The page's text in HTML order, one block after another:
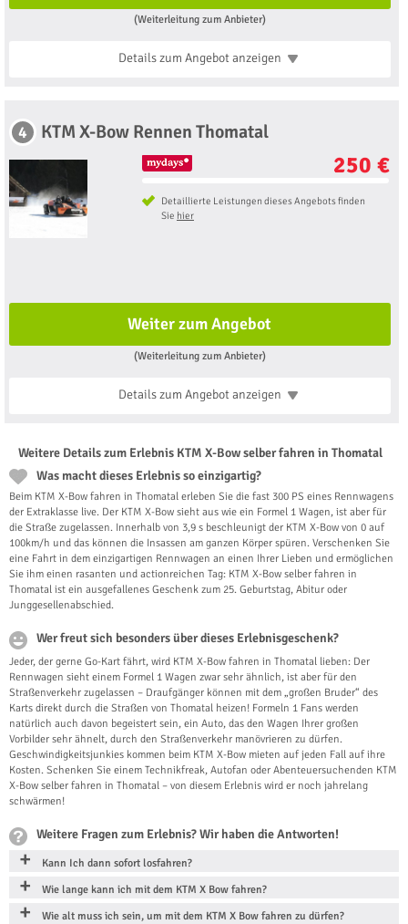
(Weiterleitung zum Anbieter)
Details zum Angebotanzeigen
4 KTM X-Bow Rennen Thomatal
250 €
Detaillierte Leistungen dieses Angebots finden
Sie hier
Weiter zum Angebot
(Weiterleitung zum Anbieter)
Details zum Angebotanzeigen
Weitere Details zum Erlebnis KTM X-Bow selber fahren in Thomatal
Was macht dieses Erlebnis so einzigartig?
Beim KTM X-Bow fahren in Thomatal erleben Sie die fast 300 PS eines Rennwagens
der Extraklasse live. Der KTM X-Bow sieht aus wie ein Formel 1 Wagen, ist aber für
die Straße zugelassen. Innerhalb von 3,9 s beschleunigt der KTM X-Bow von 0 auf
100km/h und das können die Insassen am ganzen Körper spüren. Verschenken Sie
eine Fahrt in dem einzigartigen Rennwagen an einen Ihrer Lieben und ermöglichen
Sie ihm einen rasanten und actionreichen Tag: KTM X-Bow selber fahren in
Thomatal ist ein ausgefallenes Geschenk zum 25. Geburtstag, Abitur oder
Junggesellenabschied.
Wer freut sich besonders über dieses Erlebnisgeschenk?
Jeder, der gerne Go-Kart fährt, wird KTM X-Bow fahren in Thomatal lieben: Der
Rennwagen sieht einem Formel 1 Wagen zwar sehr ähnlich, ist aber für den
Straßenverkehr zugelassen – Draufgänger können mit dem „großen Bruder“ des
Karts direkt durch die Straßen von Thomatal heizen! Formeln 1 Fans werden
natürlich auch davon begeistert sein, ein Auto, das den Wagen Ihrer großen
Vorbilder sehr ähnelt, durch den Straßenverkehr manövrieren zu dürfen.
Geschwindigkeitsjunkies kommen beim KTM X-Bow mieten auf jeden Fall auf ihre
Kosten. Schenken Sie einem Technikfreak, Autofan oder Abenteuersuchenden KTM
X-Bow selber fahren in Thomatal – von diesem Erlebnis wird er noch jahrelang
schwärmen!
Weitere Fragen zum Erlebnis? Wir haben die Antworten!
Kann Ich dann sofort losfahren?
Wie lange kann ich mit dem KTM X Bow fahren?
Wie alt muss ich sein, um mit dem KTM X Bow fahren zu dürfen?